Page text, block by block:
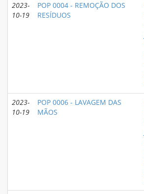
2023-
10-19
POP 0004 - REMOÇÃO DOS
RESÍDUOS
2023-
10-19
POP 0006 - LAVAGEM DAS
MÃOS